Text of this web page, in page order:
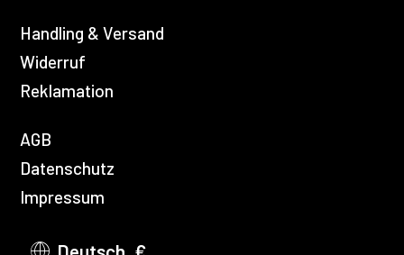
Handling & Versand
Widerruf
Reklamation
AGB
Datenschutz
Impressum